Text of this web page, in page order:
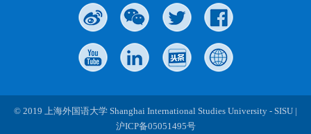
© 2019 上海外国语大学 Shanghai International Studies University - SISU |
沪ICP备05051495号